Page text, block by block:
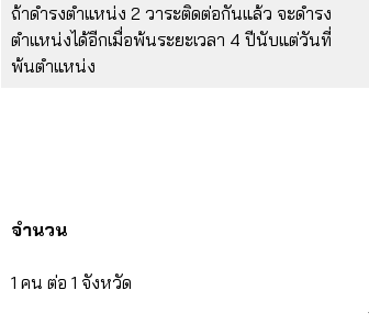
ถ้าดำรงตำแหน่ง 2 วาระติดต่อกันแล้ว จะดำรง
ตำแหน่งได้อีกเมื่อพ้นระยะเวลา 4 ปีนับแต่วันที่
พ้นตำแหน่ง
จำนวน
1 คน ต่อ 1 จังหวัด